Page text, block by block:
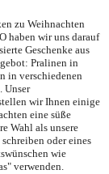
zu Weihnachten
haben wir uns darauf
Geschenke aus
Pralinen in
in verschiedenen
Unser
wir Ihnen einige
eine süße
Wahl als unsere
oder eines
wie
verwenden.